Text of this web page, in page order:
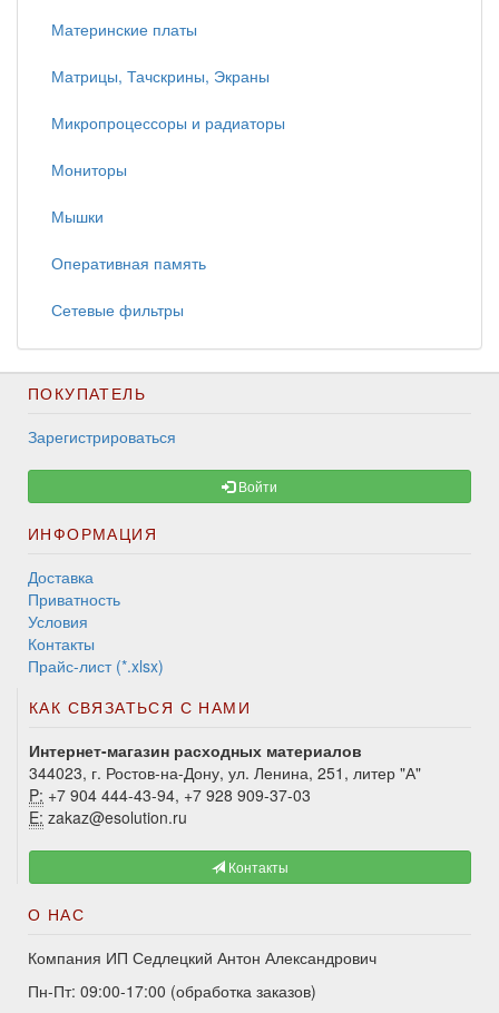
Материнские платы
Матрицы, Тачскрины, Экраны
Микропроцессоры и радиаторы
Мониторы
Мышки
Оперативная память
Сетевые фильтры
ПОКУПАТЕЛЬ
Зарегистрироваться
Войти
ИНФОРМАЦИЯ
Доставка
Приватность
Условия
Контакты
Прайс-лист (*.xlsx)
КАК СВЯЗАТЬСЯ С НАМИ
Интернет-магазин расходных материалов
344023, г. Ростов-на-Дону, ул. Ленина, 251, литер "А"
P: +7 904 444-43-94, +7 928 909-37-03
E: zakaz@esolution.ru
Контакты
О НАС
Компания ИП Седлецкий Антон Александрович
Пн-Пт: 09:00-17:00 (обработка заказов)